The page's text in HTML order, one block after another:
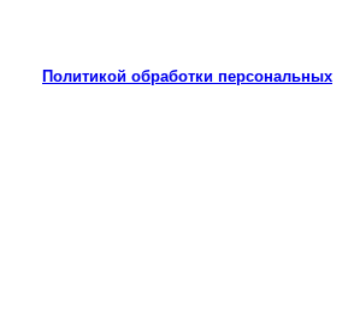
Политикой обработки персональных